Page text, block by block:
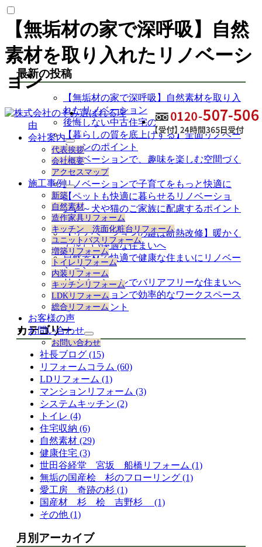
【無垢材の家で深呼吸】自然
素材を取り入れたリノベーシ
ョン
選ばれる理
由
会社案内
サ
ブ
メ
ニ
ュ
ー
を
展
開
代表挨拶
会社概要
アクセスマップ
施工事例
サ
ブ
メ
ニ
ュ
ー
を
展
開
新築
自然素材
造作家具リフォーム
キッチン 洗面化粧台リフォーム
ユニットバスリフォーム
増築リフォーム
トイレリフォーム
内装リフォーム
キッチンリフォーム
LDKリフォーム
総合リフォーム
お客様の声
お問い合わせ
サ
ブ
メ
ニ
ュ
ー
を
お問い合わせ
最新の投稿
【無垢材の家で深呼吸】自然素材を取り入
れたリノベーション
後悔しない中古住宅のリノベーション
【暮らしの質を底上げする】全面リノベー
ションのポイント
リノベーションで、趣味を楽しむ空間づく
り
リノベーションで子育てをもっと快適に
【ペットも快適に暮らせるリノベーショ
ン】～犬や猫のご家族に配慮するポイント
～
【リノベーションの鍵は断熱改修】暖かく
て涼しい快適な住まいへ
自然素材で快適で健康な住まいにリノベー
ション
リノベーションでバリアフリーな住まいへ
リノベーションで効率的なワークスペース
を作るポイント
カテゴリー
社長ブログ (15)
リフォームコラム (60)
LDリフォーム (1)
マンションリフォーム (3)
システムキッチン (2)
トイレ (4)
住宅収納 (6)
自然素材 (29)
健康住宅 (3)
世田谷経堂 宮坂 船橋リフォーム (1)
無垢の国産桧 杉のフローリング (1)
愛工房 奇跡の杉 (1)
国産材 杉 桧 吉野杉 (1)
その他 (1)
月別アーカイブ